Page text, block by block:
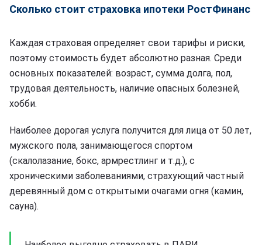
Сколько стоит страховка ипотеки РостФинанс
Каждая страховая определяет свои тарифы и риски,
поэтому стоимость будет абсолютно разная. Среди
основных показателей: возраст, сумма долга, пол,
трудовая деятельность, наличие опасных болезней,
хобби.
Наиболее дорогая услуга получится для лица от 50 лет,
мужского пола, занимающегося спортом
(скалолазание, бокс, армрестлинг и т.д.), с
хроническими заболеваниями, страхующий частный
деревянный дом с открытыми очагами огня (камин,
сауна).